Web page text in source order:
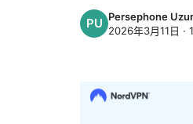
Persephone
2026年3月11日 · 1